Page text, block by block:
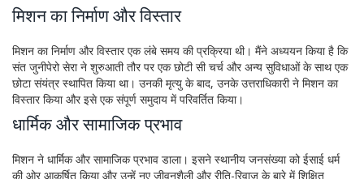
मिशन का निर्माण और विस्तार
मिशन का निर्माण और विस्तार एक लंबे समय की प्रक्रिया थी। मैंने अध्ययन किया है कि
संत जुनीपेरो सेरा ने शुरुआती तौर पर एक छोटी सी चर्च और अन्य सुविधाओं के साथ एक
छोटा संयंत्र स्थापित किया था। उनकी मृत्यु के बाद, उनके उत्तराधिकारी ने मिशन का
विस्तार किया और इसे एक संपूर्ण समुदाय में परिवर्तित किया।
धार्मिक और सामाजिक प्रभाव
मिशन ने धार्मिक और सामाजिक प्रभाव डाला। इसने स्थानीय जनसंख्या को ईसाई धर्म
की ओर आकर्षित किया और उन्हें नए जीवनशैली और रीति-रिवाज के बारे में शिक्षित